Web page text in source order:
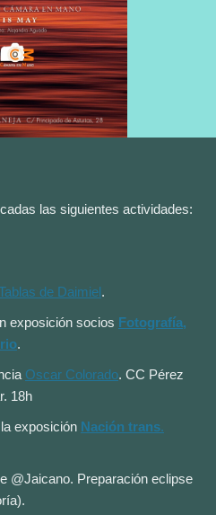
las siguientes actividades:
de Daimiel.
exposición socios Fotografía,
.
Oscar Colorado. CC Pérez
18h
exposición Nación trans.
@Jaicano. Preparación eclipse
.